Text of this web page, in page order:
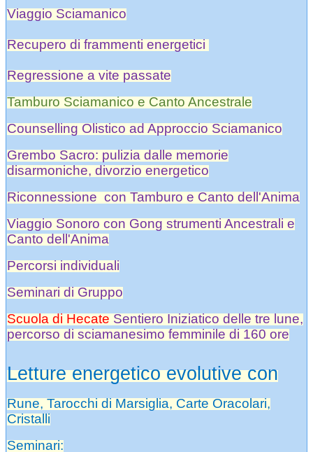
Viaggio Sciamanico
Recupero di frammenti energetici
Regressione a vite passate
Tamburo Sciamanico e Canto Ancestrale
Counselling Olistico ad Approccio Sciamanico
Grembo Sacro: pulizia dalle memorie
disarmoniche, divorzio energetico
Riconnessione con Tamburo e Canto dell'Anima
Viaggio Sonoro con Gong strumenti Ancestrali e
Canto dell'Anima
Percorsi individuali
Seminari di Gruppo
Scuola di Hecate Sentiero Iniziatico delle tre lune,
percorso di sciamanesimo femminile di 160 ore
Letture energetico evolutive con
Rune, Tarocchi di Marsiglia, Carte Oracolari,
Cristalli
Seminari: